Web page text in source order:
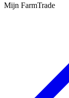
Mijn FarmTrade